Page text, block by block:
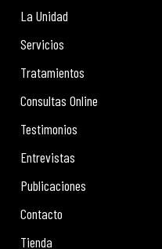
La Unidad
Servicios
Tratamientos
Consultas Online
Testimonios
Entrevistas
Publicaciones
Contacto
Tienda